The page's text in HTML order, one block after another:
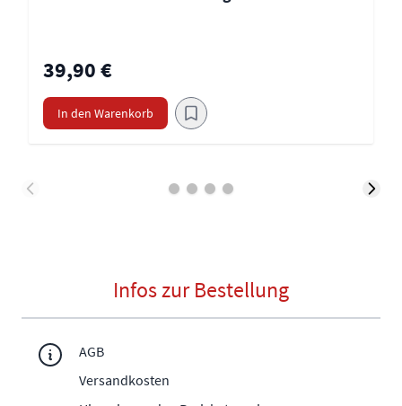
39,90 €
In den Warenkorb
Infos zur Bestellung
AGB
Versandkosten